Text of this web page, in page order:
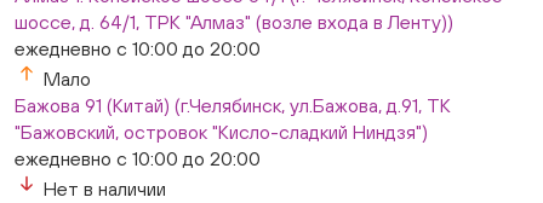
шоссе, д. 64/1, ТРК "Алмаз" (возле входа в Ленту))
ежедневно с 10:00 до 20:00
Мало
Бажова 91 (Китай) (г.Челябинск, ул.Бажова, д.91, ТК
"Бажовский, островок "Кисло-сладкий Ниндзя")
ежедневно с 10:00 до 20:00
Нет в наличии